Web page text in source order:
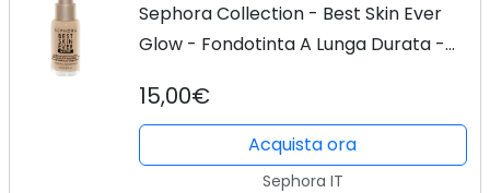
Sephora Collection - Best Skin Ever
Glow - Fondotinta A Lunga Durata -
Skin Ever Glow Fdt-22 T25 N - Donna
15,00€
Acquista ora
Sephora IT